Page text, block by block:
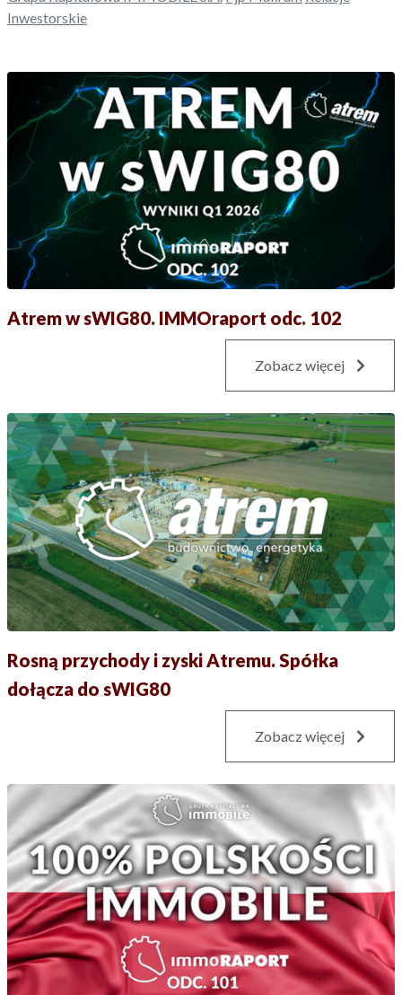
Inwestorskie
Atrem w sWIG80. IMMOraport odc. 102
Zobacz więcej
Rosną przychody i zyski Atremu. Spółka
dołącza do sWIG80
Zobacz więcej